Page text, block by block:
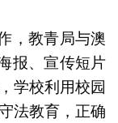
，教青局与澳
报、宣传短片
学校利用校园
法教育，正确